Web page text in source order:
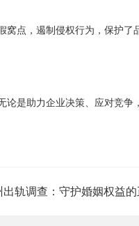
点，遏制侵权行为，保护了
是助力企业决策、应对竞争
出轨调查：守护婚姻权益